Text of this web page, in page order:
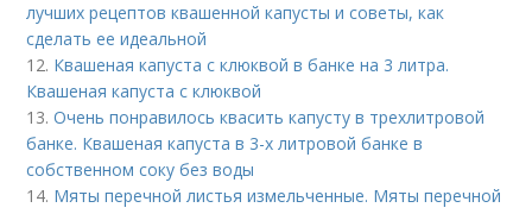
лучших рецептов квашенной капусты и советы, как
сделать ее идеальной
12. Квашеная капуста с клюквой в банке на 3 литра.
Квашеная капуста с клюквой
13.Очень понравилось квасить капусту в трехлитровой
банке. Квашеная капуста в 3-х литровой банке в
собственном соку без воды
14. Мяты перечной листья измельченные. Мяты перечной